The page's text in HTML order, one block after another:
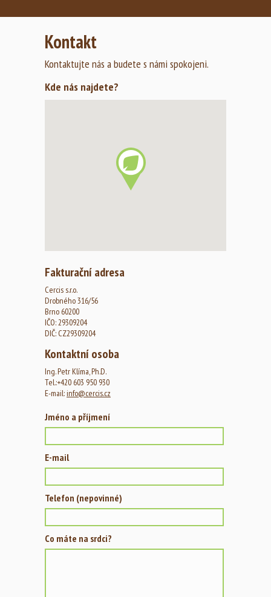
a s…
Zobrazit fotogalerii
Kontakt
Kontaktujte nás a budete s námi spokojeni.
Kde nás najdete?
Fakturační adresa
Cercis s.r.o.
Drobného 316/56
Brno 60200
IČO: 29309204
DIČ: CZ29309204
Kontaktní osoba
Ing. Petr Klíma, Ph.D.
Tel.:+420 603 950 930
E-mail:info@cercis.cz
Jméno a příjmení
E-mail
Telefon (nepovinné)
Co máte na srdci?